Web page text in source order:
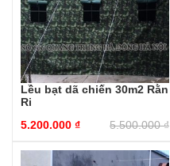
Lều bạt dã chiến 30m2 Rằn
Ri
5.500.000₫
5.200.000 ₫